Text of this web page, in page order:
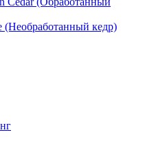
(Необработанный кедр)